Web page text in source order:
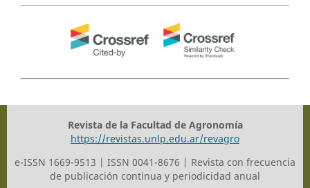
Revista de la Facultad de Agronomía
https://revistas.unlp.edu.ar/revagro
e-ISSN 1669-9513 | ISSN 0041-8676 | Revista con frecuencia
de publicación continua y periodicidad anual